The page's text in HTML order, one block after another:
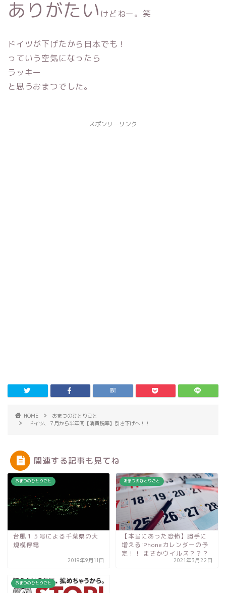
ありがたい けどねー。笑
ドイツが下げたから日本でも！
っていう空気になったら
ラッキー
と思うおまつでした。
スポンサーリンク
HOME
おまつのひとりごと
ドイツ、７月から半年間【消費税率】引き下げへ！！
関連する記事も見てね
おまつのひとりごと
台風１５号による千葉県の大
規模停電
2019年9月11日
おまつのひとりごと
【本当にあった恐怖】勝手に
増えるiPhoneカレンダーの予
定！！ まさかウイルス？？？
2021年3月22日
おまつのひとりごと